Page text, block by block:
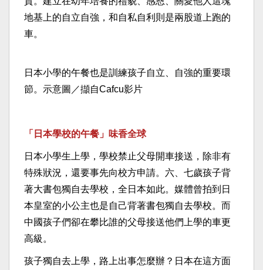
地基上的自立自強，和自私自利則是兩股道上跑的
車。
日本小學的午餐也是訓練孩子自立、自強的重要環
節。示意圖／擷自Cafcu影片
「日本學校的午餐」味香全球
日本小學生上學，學校禁止父母開車接送，除非有
特殊狀況，還要事先向校方申請。六、七歲孩子背
著大書包獨自去學校，全日本如此。媒體曾拍到日
本皇室的小公主也是自己背著書包獨自去學校。而
中國孩子們卻在攀比誰的父母接送他們上學的車更
高級。
孩子獨自去上學，路上出事怎麼辦？日本在這方面